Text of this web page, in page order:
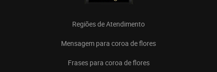
Regiões de Atendimento
Mensagem para coroa de flores
Frases para coroa de flores